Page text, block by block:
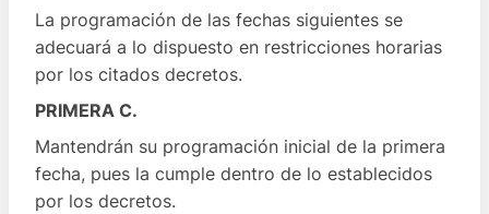
La programación de las fechas siguientes se
adecuará a lo dispuesto en restricciones horarias
por los citados decretos.
PRIMERA C.
Mantendrán su programación inicial de la primera
fecha, pues la cumple dentro de lo establecidos
por los decretos.